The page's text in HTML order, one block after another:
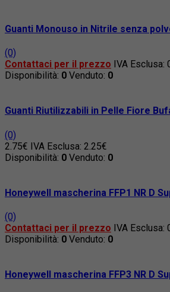
Guanti Monouso in Nitrile senza
(0)
Contattaci per il prezzo IVA Esclusa:
Disponibilità: 0 Venduto: 0
Guanti Riutilizzabili in Pelle Fiore
(0)
2.75€ IVA Esclusa: 2.25€
Disponibilità: 0 Venduto: 0
Honeywell mascherina FFP1 NR D
(0)
Contattaci per il prezzo IVA Esclusa:
Disponibilità: 0 Venduto: 0
Honeywell mascherina FFP3 NR D